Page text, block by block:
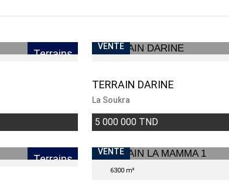
Terrains
VENTE
TERRAIN DARINE
La Soukra
5 000 000 TND
Terrains
VENTE
6300 m²